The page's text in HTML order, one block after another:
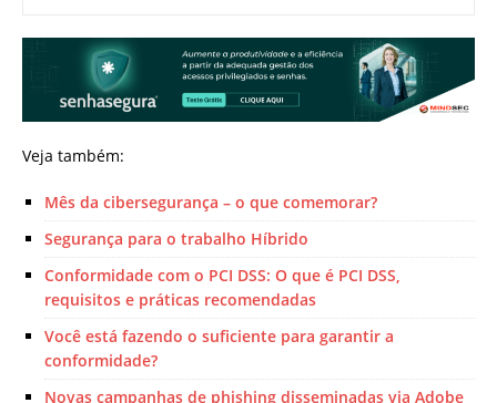
Veja também:
Mês da cibersegurança – o que comemorar?
Segurança para o trabalho Híbrido
Conformidade com o PCI DSS: O que é PCI DSS,
requisitos e práticas recomendadas
Você está fazendo o suficiente para garantir a
conformidade?
Novas campanhas de phishing disseminadas via Adobe